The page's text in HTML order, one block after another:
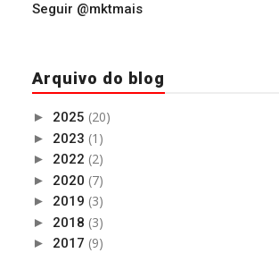
Seguir @mktmais
Arquivo do blog
► 2025 (20)
► 2023 (1)
► 2022 (2)
► 2020 (7)
► 2019 (3)
► 2018 (3)
► 2017 (9)